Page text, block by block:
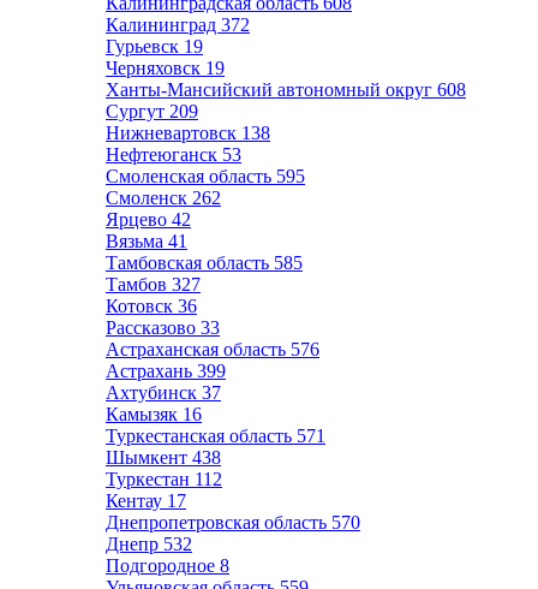
Калининград 372
Гурьевск 19
Черняховск 19
Ханты-Мансийский автономный округ 608
Сургут 209
Нижневартовск 138
Нефтеюганск 53
Смоленская область 595
Смоленск 262
Ярцево 42
Вязьма 41
Тамбовская область 585
Тамбов 327
Котовск 36
Рассказово 33
Астраханская область 576
Астрахань 399
Ахтубинск 37
Камызяк 16
Туркестанская область 571
Шымкент 438
Туркестан 112
Кентау 17
Днепропетровская область 570
Днепр 532
Подгородное 8